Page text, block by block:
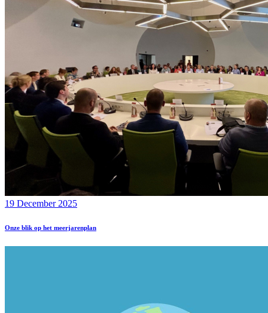
19 December 2025
Onze blik op het meerjarenplan